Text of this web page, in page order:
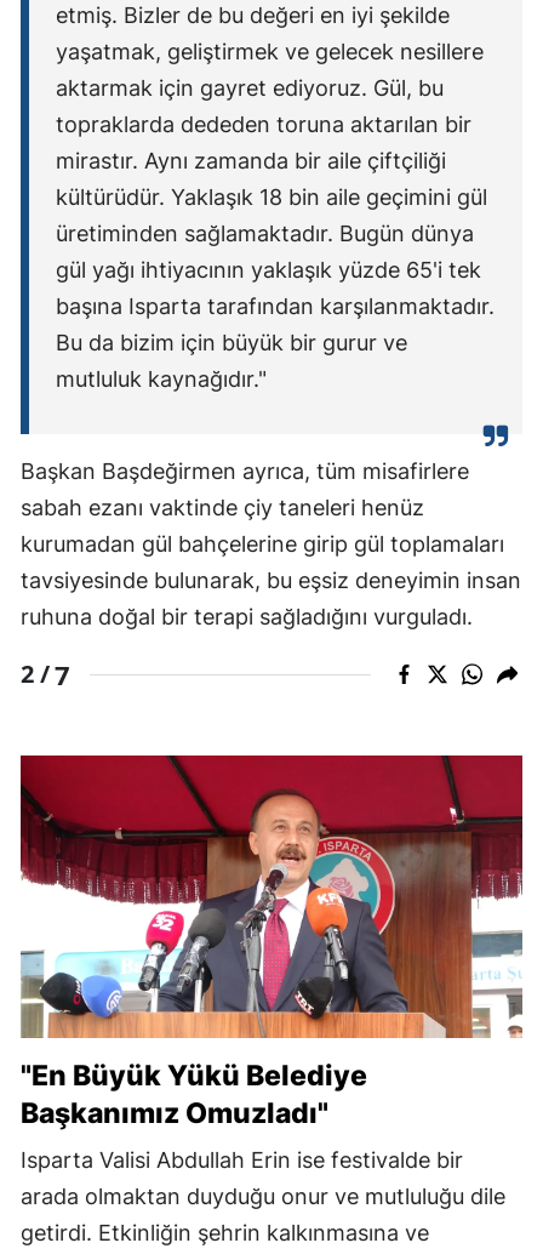
etmiş. Bizler de bu değeri en iyi şekilde
yaşatmak, geliştirmek ve gelecek nesillere
aktarmak için gayret ediyoruz. Gül, bu
topraklarda dededen toruna aktarılan bir
mirastır. Aynı zamanda bir aile çiftçiliği
kültürüdür. Yaklaşık 18 bin aile geçimini gül
üretiminden sağlamaktadır. Bugün dünya
gül yağı ihtiyacının yaklaşık yüzde 65'i tek
başına Isparta tarafından karşılanmaktadır.
Bu da bizim için büyük bir gurur ve
mutluluk kaynağıdır."
Başkan Başdeğirmen ayrıca, tüm misafirlere
sabah ezanı vaktinde çiy taneleri henüz
kurumadan gül bahçelerine girip gül toplamaları
tavsiyesinde bulunarak, bu eşsiz deneyimin insan
ruhuna doğal bir terapi sağladığını vurguladı.
2 /7
"En Büyük Yükü Belediye
Başkanımız Omuzladı"
Isparta Valisi Abdullah Erin ise festivalde bir
arada olmaktan duyduğu onur ve mutluluğu dile
getirdi. Etkinliğin şehrin kalkınmasına ve